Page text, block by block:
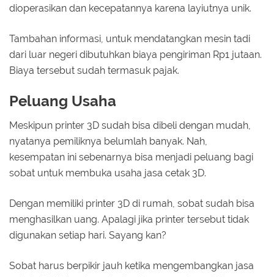
dioperasikan dan kecepatannya karena layiutnya unik.
Tambahan informasi, untuk mendatangkan mesin tadi
dari luar negeri dibutuhkan biaya pengiriman Rp1 jutaan.
Biaya tersebut sudah termasuk pajak.
Peluang Usaha
Meskipun printer 3D sudah bisa dibeli dengan mudah,
nyatanya pemiliknya belumlah banyak. Nah,
kesempatan ini sebenarnya bisa menjadi peluang bagi
sobat untuk membuka usaha jasa cetak 3D.
Dengan memiliki printer 3D di rumah, sobat sudah bisa
menghasilkan uang. Apalagi jika printer tersebut tidak
digunakan setiap hari. Sayang kan?
Sobat harus berpikir jauh ketika mengembangkan jasa